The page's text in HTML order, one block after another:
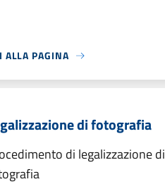
ALLA PAGINA
di fotografia
di legalizzazione di